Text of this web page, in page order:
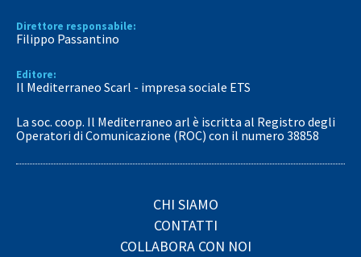
Direttore responsabile:
Filippo Passantino
Editore:
Il Mediterraneo Scarl - impresa sociale ETS
La soc. coop. Il Mediterraneo arl è iscritta al Registro degli
Operatori di Comunicazione (ROC) con il numero 38858
CHI SIAMO
CONTATTI
COLLABORA CON NOI